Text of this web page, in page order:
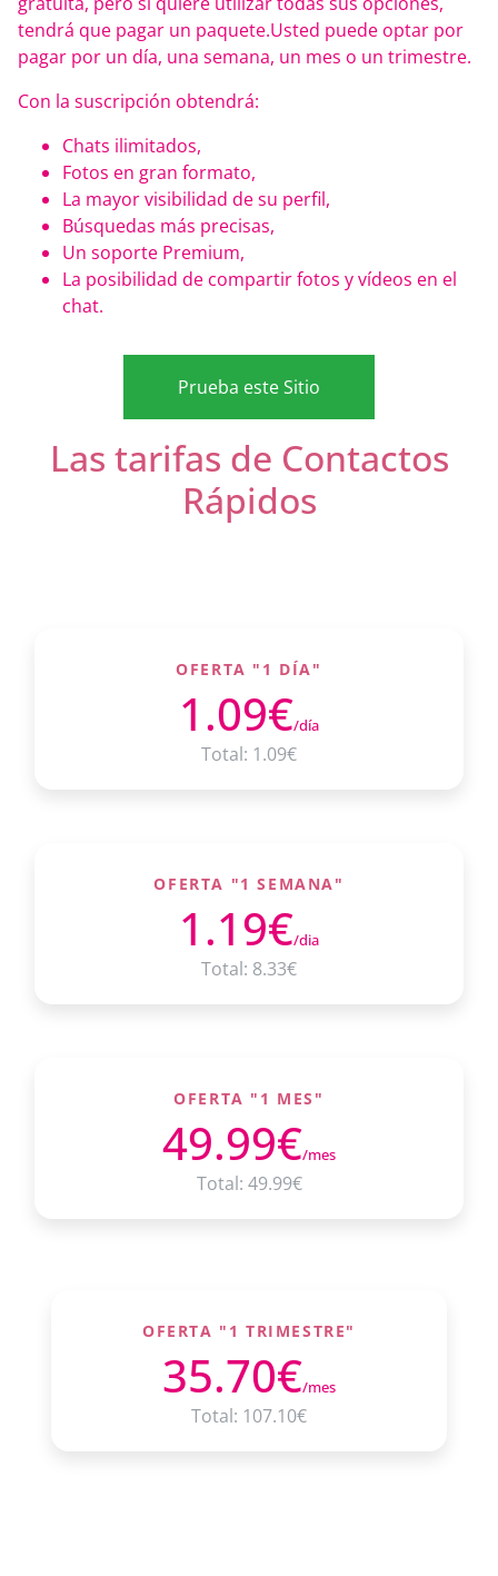
tendrá que pagar un paquete.Usted puede optar por
pagar por un día, una semana, un mes o un trimestre.
Con la suscripción obtendrá:
Chats ilimitados,
Fotos en gran formato,
La mayor visibilidad de su perfil,
Búsquedas más precisas,
Un soporte Premium,
La posibilidad de compartir fotos y vídeos en el
chat.
Prueba este Sitio
Las tarifas de Contactos
Rápidos
OFERTA "1 DÍA"
1.09€/día
Total: 1.09€
OFERTA "1 SEMANA"
1.19€/dia
Total: 8.33€
OFERTA "1 MES"
49.99€/mes
Total: 49.99€
OFERTA "1 TRIMESTRE"
35.70€/mes
Total: 107.10€